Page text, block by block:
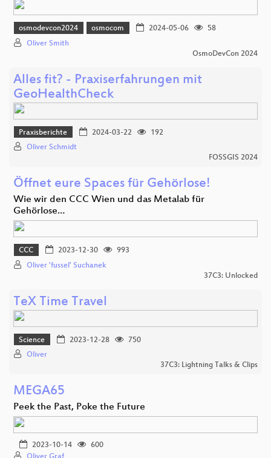
osmodevcon2024 osmocom 2024-05-06
58
Oliver Smith
OsmoDevCon 2024
Alles fit? - Praxiserfahrungen mit
GeoHealthCheck
Praxisberichte 2024-03-22
192
Oliver Schmidt
FOSSGIS 2024
Öffnet eure Spaces für Gehörlose!
Wie wir den CCC Wien und das Metalab für
Gehörlose…
CCC 2023-12-30
993
Oliver 'fussel' Suchanek
37C3: Unlocked
TeX Time Travel
Science 2023-12-28
750
Oliver
37C3: Lightning Talks & Clips
MEGA65
Peek the Past, Poke the Future
2023-10-14
600